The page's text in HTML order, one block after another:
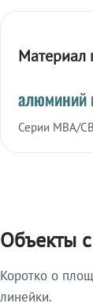
Материал
алюминий
Серии МВА/
Объекты
Коротко о
линейки.